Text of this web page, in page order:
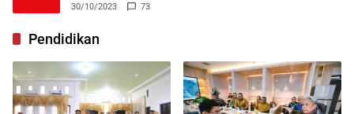
30/10/2023 73
Pendidikan